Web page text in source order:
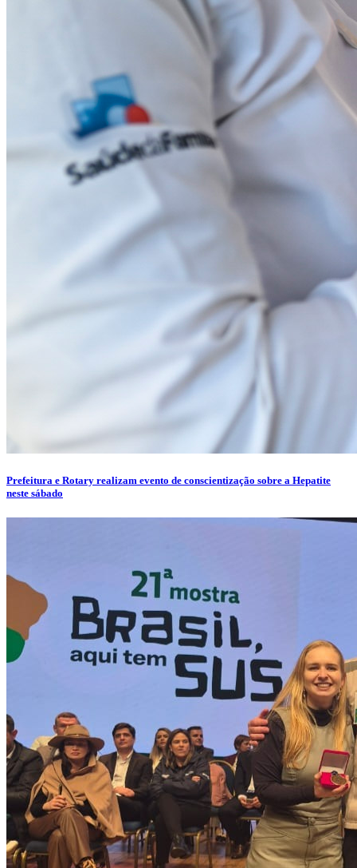
Prefeitura e Rotary realizam evento de conscientização sobre a Hepatite
neste sábado